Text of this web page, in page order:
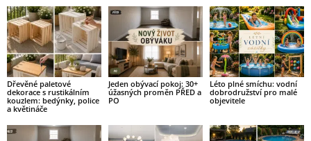
Dřevěné paletové
dekorace s rustikálním
kouzlem: bedýnky, police
a květináče
Jeden obývací pokoj: 30+
úžasných proměn PŘED a
PO
Léto plné smíchu: vodní
dobrodružství pro malé
objevitele